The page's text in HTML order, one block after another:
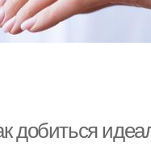
добиться